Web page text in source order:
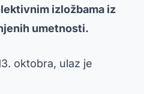
izložbama iz
umetnosti.
oktobra, ulaz je